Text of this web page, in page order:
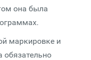
она была
маркировке и
обязательно